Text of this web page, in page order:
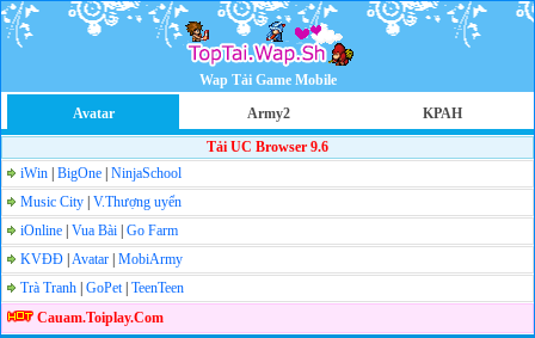
Wap Tải Game Mobile
Avatar
Army2
KPAH
Tải UC Browser 9.6
iWin BigOne NinjaSchool
Music City V.Thượng uyển
iOnline Vua Bài Go Farm
KVĐĐ Avatar MobiArmy
Trà Tranh GoPet| TeenTeen
Cauam.Toiplay.Com